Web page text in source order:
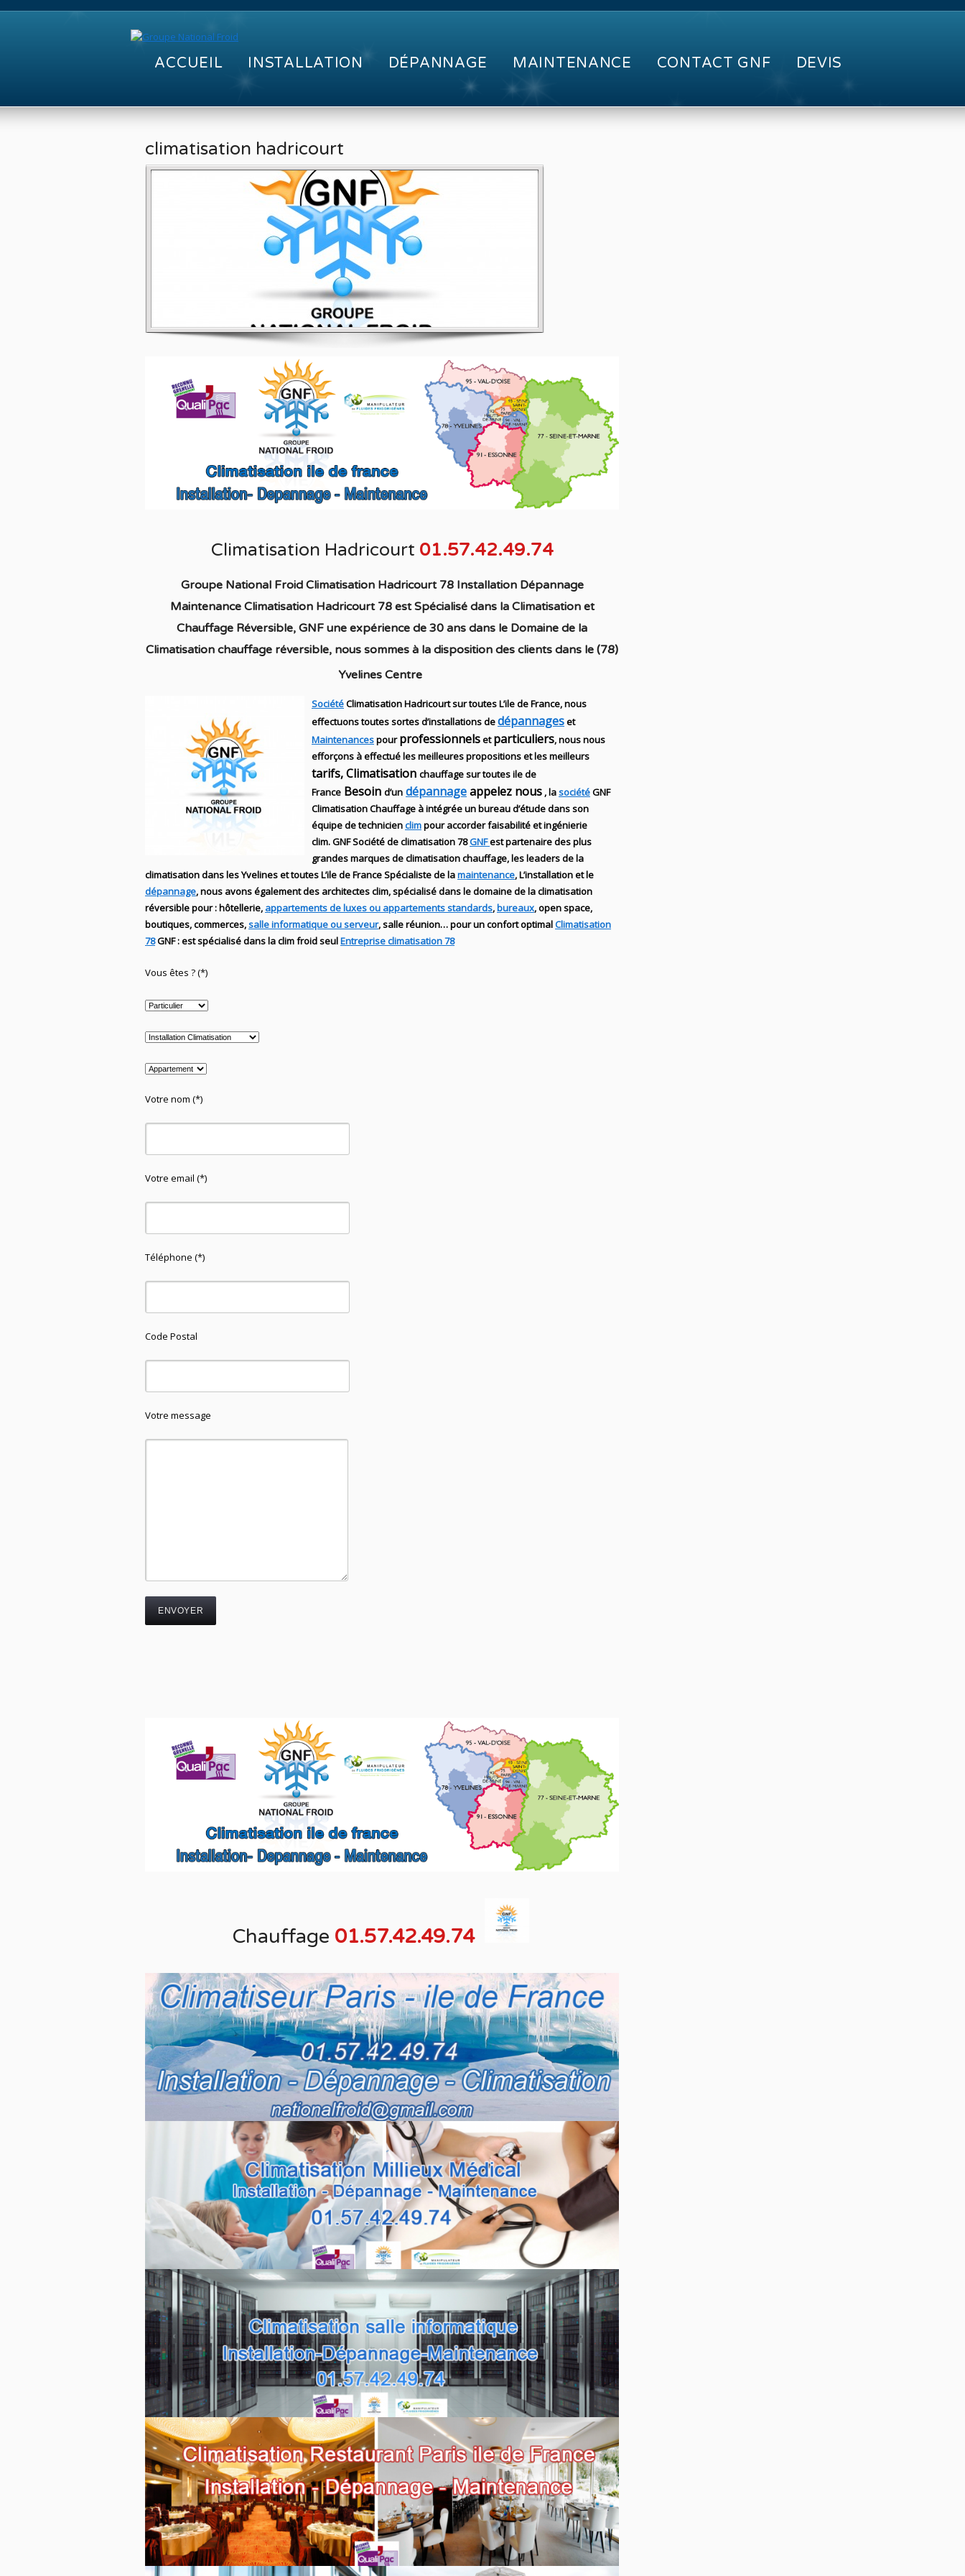
ACCUEIL INSTALLATION DÉPANNAGE MAINTENANCE CONTACT GNF DEVIS
climatisation hadricourt
Climatisation Hadricourt 01.57.42.49.74
Groupe National Froid Climatisation Hadricourt 78 Installation Dépannage
Maintenance Climatisation Hadricourt 78 est Spécialisédans la Climatisationet
Chauffage Réversible, GNF une expérience de 30 ans dans le Domaine de la
Climatisation chauffage réversible, nous sommes à la disposition des clients dans le (78)
Yvelines Centre
SociétéClimatisation Hadricourt sur toutes L’ile de France, nous
effectuons toutes sortes d’installationsdedépannageset
Maintenancespourprofessionnelsetparticuliers, nous nous
efforçons à effectué les meilleures propositions et les meilleurs
tarifs, Climatisation chauffage sur toutes ile de
France Besoin d’un dépannageappelez nous , lasociétéGNF
Climatisation Chauffage à intégrée un bureau d’étude dans son
équipe de technicienclimpour accorder faisabilité et ingénierie
clim.GNFSociété de climatisation 78GNFest partenaire des plus
grandes marques declimatisation chauffage, les leadersde la
climatisation dans les Yvelines et toutes L’ile de France Spécialiste de lamaintenance, L’installationet le
dépannage, nous avons également des architectes clim,spécialisé dans le domaine de laclimatisation
réversiblepour : hôtellerie, appartements de luxes ou appartements standards, bureaux, open space,
boutiques, commerces,salle informatique ou serveur, salle réunion… pour un confort optimalClimatisation
78GNF:estspécialisédans la climfroid seulEntreprise climatisation 78
Vous êtes ? (*)
Votre nom (*)
Votre email (*)
Téléphone (*)
Code Postal
Votre message
Chauffage 01.57.42.49.74